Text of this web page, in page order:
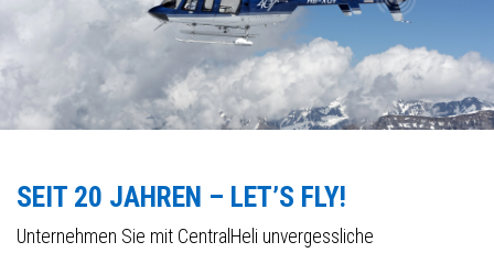
SEIT 20 JAHREN – LET’S FLY!
Unternehmen Sie mit CentralHeli unvergessliche